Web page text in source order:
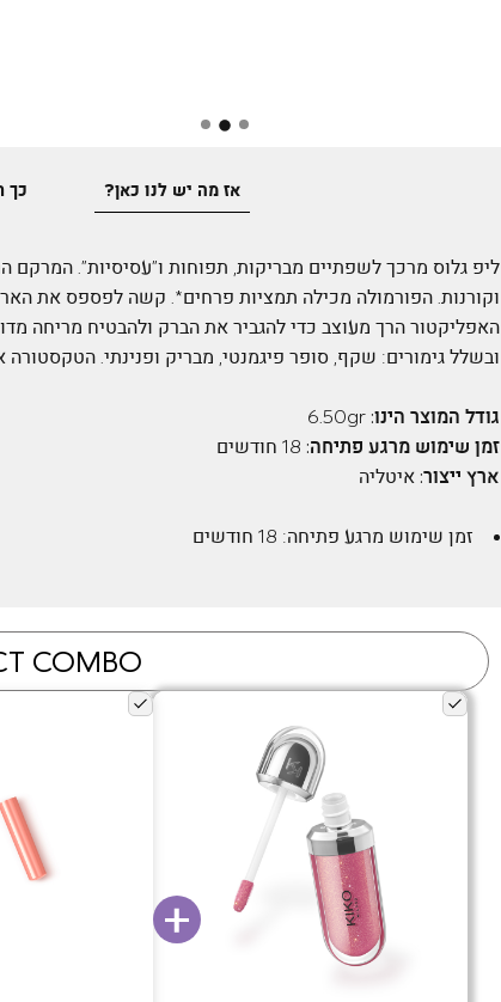
אז מה יש לנו כאן? כך
ליפ גלוס מרכך לשפתיים מבריקות, תפוחות ו”עסיסיות”.
ובשלל גימורים: שקף, סופר פיגמנטי, מבריק ופנינתי. הטקסטורה
גודל המוצר הינו:6.50gr
זמן שימוש מרגע פתיחה: 18 חודשים
ארץ ייצור:איטליה
זמן שימוש מרגע פתיחה: 18 חודשים
COMBO